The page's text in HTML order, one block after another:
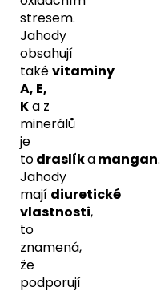
stresem.
Jahody
obsahují
takévitaminy
A, E,
Ka z
minerálů
je
todraslíkamangan.
Jahody
mají diuretické
vlastnosti,
to
znamená,
že
podporují